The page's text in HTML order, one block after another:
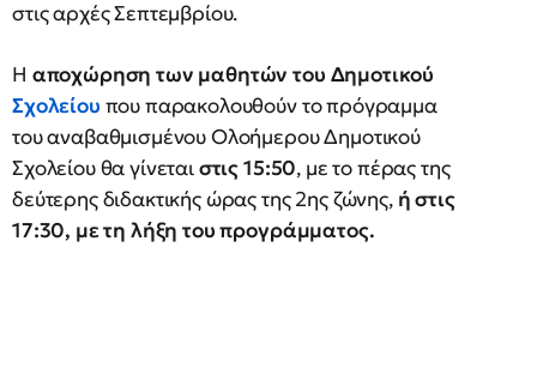
στις αρχές Σεπτεμβρίου.
Η αποχώρηση των μαθητών του Δημοτικού
Σχολείου που παρακολουθούν το πρόγραμμα
του αναβαθμισμένου Ολοήμερου Δημοτικού
Σχολείου θα γίνεταιστις 15:50, με το πέρας της
δεύτερης διδακτικής ώρας της 2ης ζώνης, ή στις
17:30, με τη λήξη του προγράμματος.